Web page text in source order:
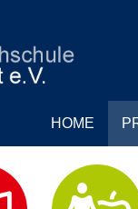
HOME